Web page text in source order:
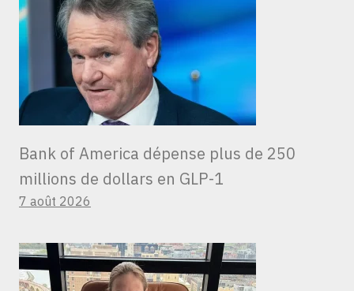
Bank of America dépense plus de 250
millions de dollars en GLP-1
7 août 2026